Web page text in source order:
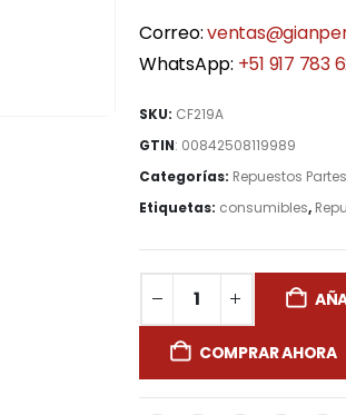
Correo:
WhatsApp: +51 917 783
SKU: CF219A
GTIN: 00842508119989
Categorías: Repuestos
Etiquetas: consumibles,
COMPRAR AHORA